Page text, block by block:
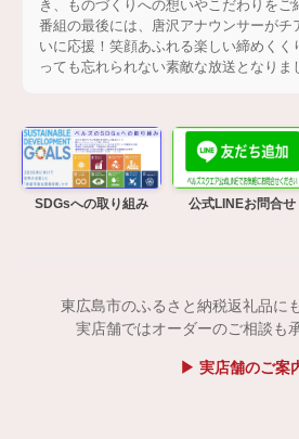
き、ものづくりへの想いやこだわりをご
番組の最後には、唐沢アナウンサーがチ
いに応援！笑顔あふれる楽しい締めくく
っても忘れられない素敵な放送となりま
SDGsへの取り組み 公式LINEお問合せ
東広島市のふるさと納税返礼品に
実店舗ではオーダーのご相談も
▶ 実店舗のご案